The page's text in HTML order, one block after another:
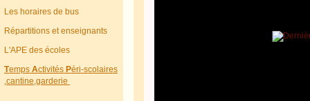
Les horaires de bus
Répartitions et enseignants
L'APE des écoles
TempsActivitésPéri-scolaires
,cantine,garderie